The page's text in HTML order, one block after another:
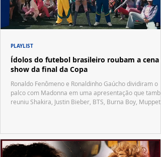
Ídolos do futebol brasileiro roubam a cena
show da final da Copa
Ronaldo Fenômeno e Ronaldinho Gaúcho dividiram o
palco com Madonna em uma apresentação que
reuniu Shakira, Justin Bieber, BTS, Burna Boy, Muppets,
PLAYLIST